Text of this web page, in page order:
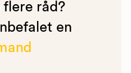
flere råd?
en